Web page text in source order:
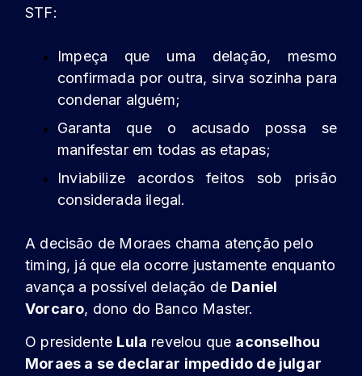
STF:
Impeça que uma delação, mesmo
confirmada por outra, sirva sozinha para
condenar alguém;
Garanta que o acusado possa se
manifestar em todas as etapas;
Inviabilize acordos feitos sob prisão
considerada ilegal.
A decisão de Moraes chama atenção pelo
timing, já que ela ocorre justamente enquanto
avança a possível delação de Daniel
Vorcaro, dono do Banco Master.
O presidente Lula revelou que aconselhou
Moraes a se declarar impedido de julgar